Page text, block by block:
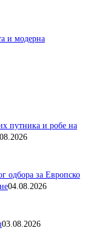
и модерна
путника и робе на
одбора за Европско
04.08.2026
03.08.2026